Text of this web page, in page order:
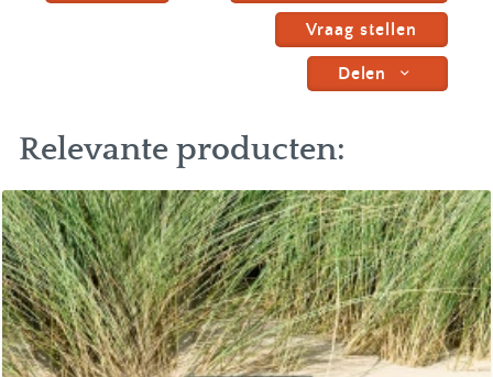
Vraag stellen
Delen
Relevante producten: